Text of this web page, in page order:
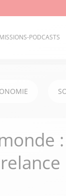
PODCASTS